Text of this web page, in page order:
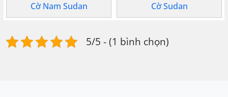
Cờ Nam Sudan Cờ Sudan
5/5 - (1 bình chọn)